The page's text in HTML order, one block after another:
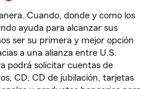
Cuando, donde y como los
ayuda para alcanzar sus
ser su primera y mejor opción
a una alianza entre U.S.
podrá solicitar cuentas de
CD, CD de jubilación, tarjetas